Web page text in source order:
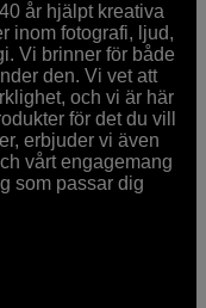
år hjälpt kreativa
inom fotografi, ljud,
Vi brinner för både
den. Vi vet att
och vi är här
för det du vill
erbjuder vi även
vårt engagemang
som passar dig